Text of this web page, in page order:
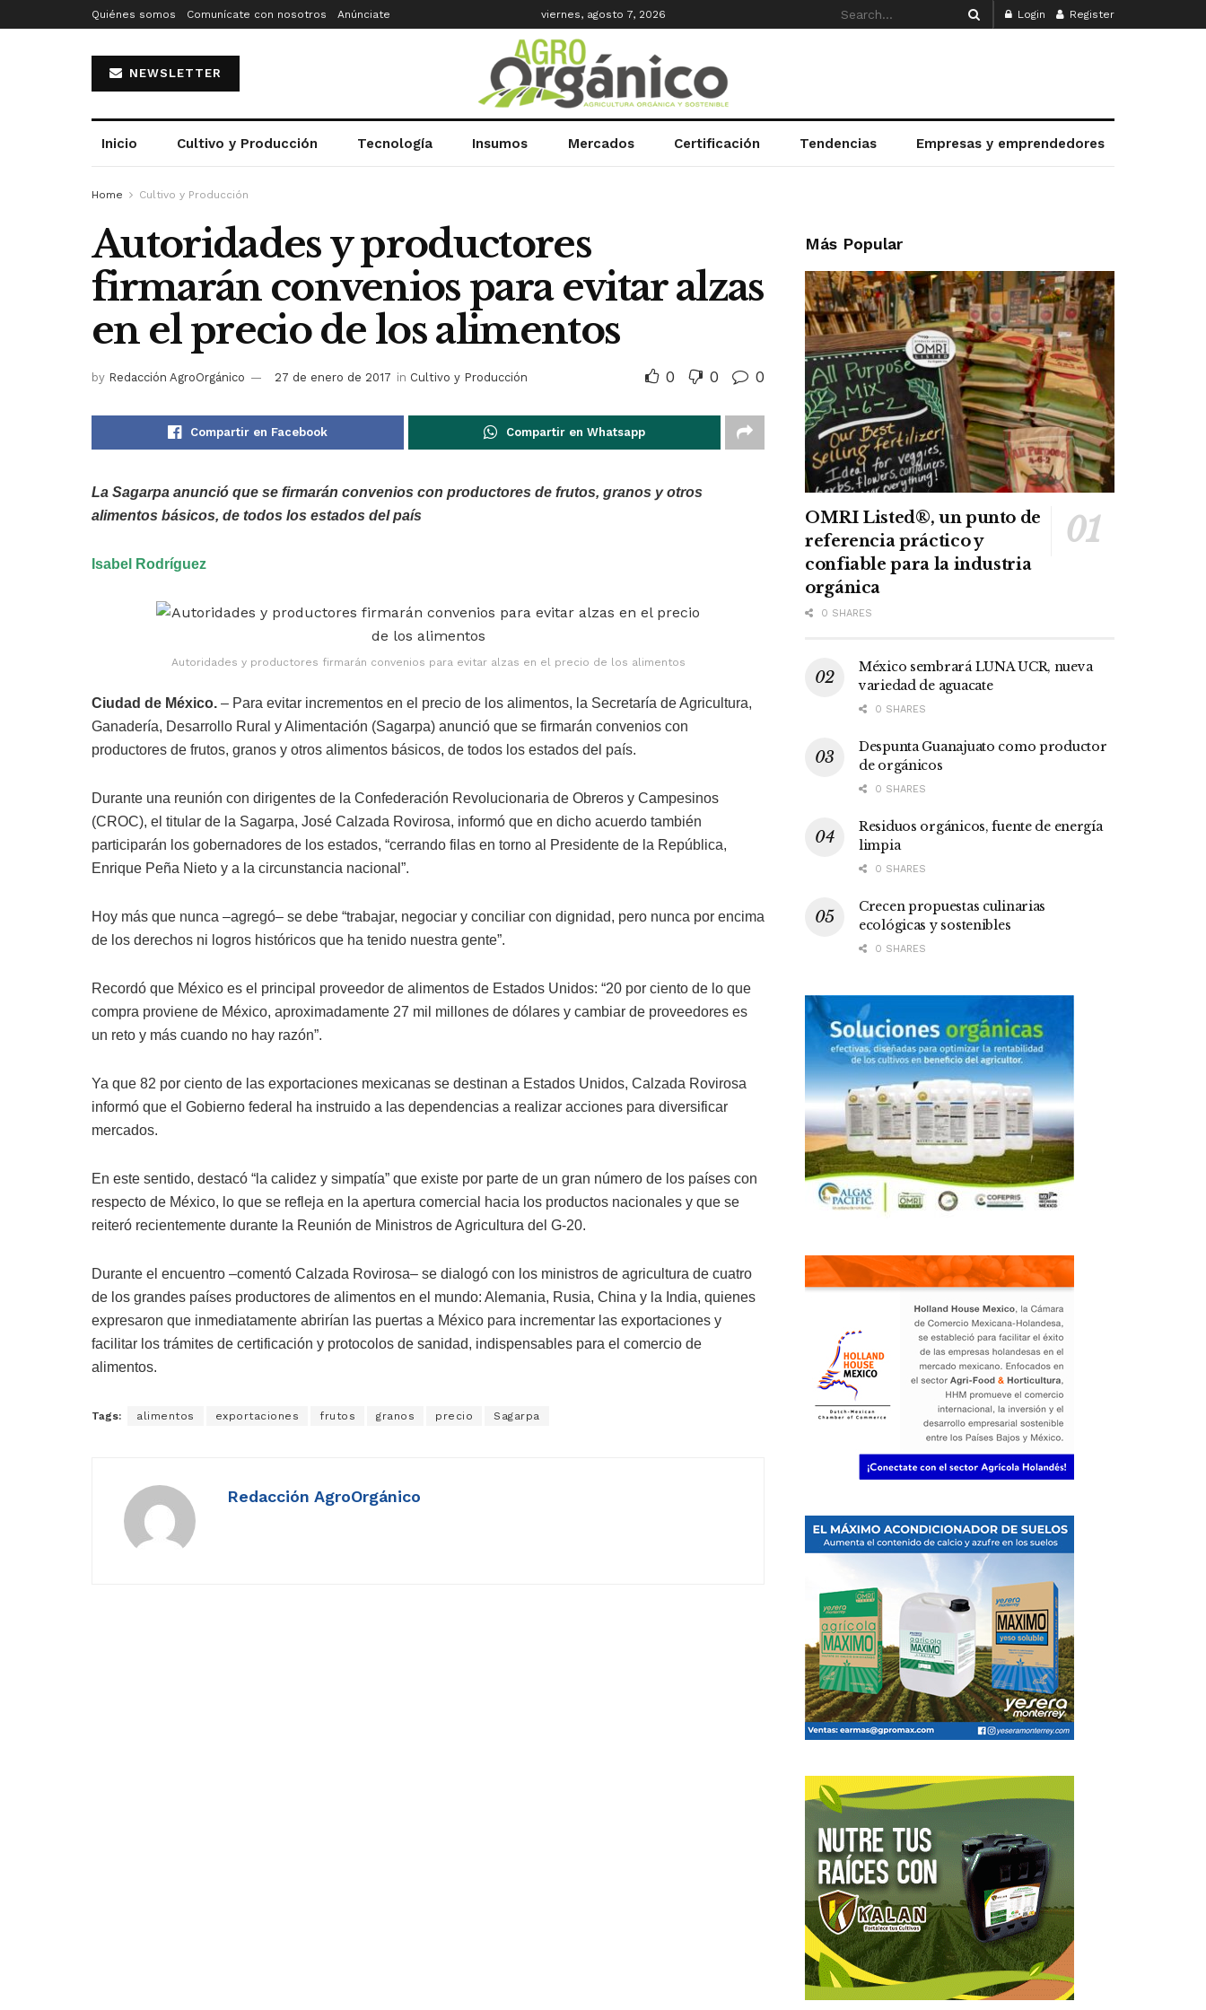
Quiénes somos Comunícate con nosotros Anúnciate viernes, agosto 7, 2026 Login Register
NEWSLETTER
Inicio Cultivo y Producción Tecnología Insumos Mercados Certificación Tendencias Empresas y emprendedores
Home Cultivo y Producción
Autoridades y productores
firmarán convenios para evitar alzas
en el precio de los alimentos
by Redacción AgroOrgánico 27 de enero de 2017 in Cultivo y Producción 0 0 0
Compartir en Facebook Compartir en Whatsapp
La Sagarpa anunció que se firmarán convenios con productores de frutos, granos y otros
alimentos básicos, de todos los estados del país
Isabel Rodríguez
Autoridades y productores firmarán convenios para evitar alzas en el precio de los alimentos
Ciudad de México. – Para evitar incrementos en el precio de los alimentos, la Secretaría de Agricultura,
Ganadería, Desarrollo Rural y Alimentación (Sagarpa) anunció que se firmarán convenios con
productores de frutos, granos y otros alimentos básicos, de todos los estados del país.
Durante una reunión con dirigentes de la Confederación Revolucionaria de Obreros y Campesinos
(CROC), el titular de la Sagarpa, José Calzada Rovirosa, informó que en dicho acuerdo también
participarán los gobernadores de los estados, “cerrando filas en torno al Presidente de la República,
Enrique Peña Nieto y a la circunstancia nacional”.
Hoy más que nunca –agregó– se debe “trabajar, negociar y conciliar con dignidad, pero nunca por encima
de los derechos ni logros históricos que ha tenido nuestra gente”.
Recordó que México es el principal proveedor de alimentos de Estados Unidos: “20 por ciento de lo que
compra proviene de México, aproximadamente 27 mil millones de dólares y cambiar de proveedores es
un reto y más cuando no hay razón”.
Ya que 82 por ciento de las exportaciones mexicanas se destinan a Estados Unidos, Calzada Rovirosa
informó que el Gobierno federal ha instruido a las dependencias a realizar acciones para diversificar
mercados.
En este sentido, destacó “la calidez y simpatía” que existe por parte de un gran número de los países con
respecto de México, lo que se refleja en la apertura comercial hacia los productos nacionales y que se
reiteró recientemente durante la Reunión de Ministros de Agricultura del G-20.
Durante el encuentro –comentó Calzada Rovirosa– se dialogó con los ministros de agricultura de cuatro
de los grandes países productores de alimentos en el mundo: Alemania, Rusia, China y la India, quienes
expresaron que inmediatamente abrirían las puertas a México para incrementar las exportaciones y
facilitar los trámites de certificación y protocolos de sanidad, indispensables para el comercio de
alimentos.
Tags: alimentos exportaciones frutos granos precio Sagarpa
Redacción AgroOrgánico
Más Popular
OMRI Listed®, un punto de
referencia práctico y
confiable para la industria
orgánica
0 SHARES
México sembrará LUNA UCR, nueva
variedad de aguacate
0 SHARES
Despunta Guanajuato como productor
de orgánicos
0 SHARES
Residuos orgánicos, fuente de energía
limpia
0 SHARES
Crecen propuestas culinarias
ecológicas y sostenibles
0 SHARES